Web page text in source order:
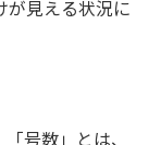
が見える状況に
号数」とは、